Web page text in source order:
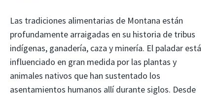
Las tradiciones alimentarias de Montana están
profundamente arraigadas en su historia de tribus
indígenas, ganadería, caza y minería. El paladar está
influenciado en gran medida por las plantas y
animales nativos que han sustentado los
asentamientos humanos allí durante siglos. Desde